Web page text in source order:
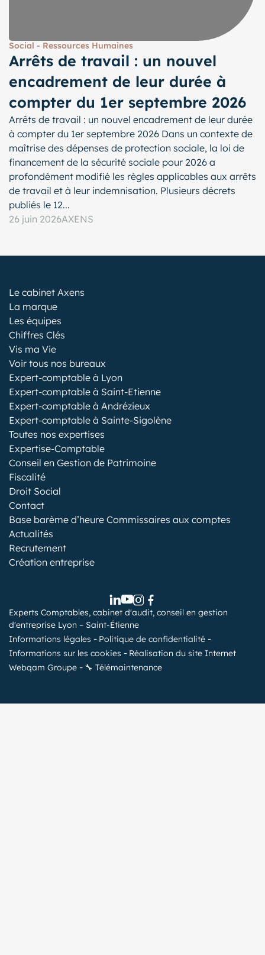
Social - Ressources Humaines
Arrêts de travail : un nouvel
encadrement de leur durée à
compter du 1er septembre 2026
Arrêts de travail : un nouvel encadrement de leur durée
à compter du 1er septembre 2026 Dans un contexte de
maîtrise des dépenses de protection sociale, la loi de
financement de la sécurité sociale pour 2026 a
profondément modifié les règles applicables aux arrêts
de travail et à leur indemnisation. Plusieurs décrets
publiés le 12...
26 juin 2026AXENS
Le cabinet Axens
La marque
Les équipes
Chiffres Clés
Vis ma Vie
Voir tous nos bureaux
Expert-comptable à Lyon
Expert-comptable à Saint-Etienne
Expert-comptable à Andrézieux
Expert-comptable à Sainte-Sigolène
Toutes nos expertises
Expertise-Comptable
Conseil en Gestion de Patrimoine
Fiscalité
Droit Social
Contact
Base barème d’heure Commissaires aux comptes
Actualités
Recrutement
Création entreprise
Experts Comptables, cabinet d'audit, conseil en gestion
d'entreprise Lyon – Saint-Étienne
Informations légales
Politique de confidentialité
Informations sur les cookies
Réalisation du site Internet
Webqam Groupe
🔧 Télémaintenance